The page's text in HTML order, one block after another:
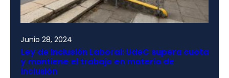
Junio 28, 2024
Ley de Inclusión Laboral: UdeC supera cuota
y mantiene el trabajo en materia de
inclusión